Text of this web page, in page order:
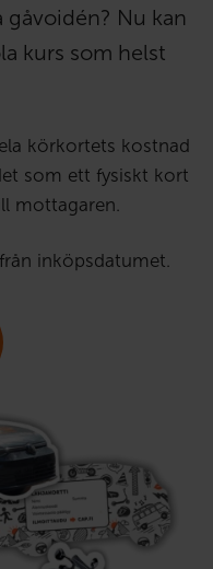
Nu kan
kurs som helst
körkortets kostnad
som ett fysiskt kort
mottagaren.
inköpsdatumet.